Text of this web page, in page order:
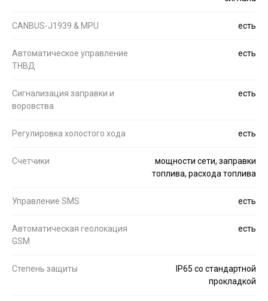
CANBUS-J1939 & MPU есть
Автоматическое управление
ТНВД
есть
Сигнализация заправки и
воровства
есть
Регулировка холостого хода есть
Счетчики
мощности сети, заправки
топлива, расхода топлива
Управление SMS есть
Автоматическая геолокация
GSM
есть
Степень защиты
IP65 со стандартной
прокладкой